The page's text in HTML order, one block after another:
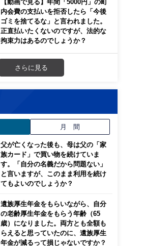
【動画で見る】年間「5000円」の町
内会費の支払いを拒否したら「今後
ゴミを捨てるな」と言われました。
正直払いたくないのですが、法的な
拘束力はあるのでしょうか？
さらに見る
月 間
父が亡くなった後も、母は父の「家
族カード」で買い物を続けていま
す。「自分の名義だから問題ない」
と言いますが、このまま利用を続け
てもよいのでしょうか？
遺族厚生年金をもらいながら、自分
の老齢厚生年金をもらう年齢（65
歳）になりました。両方とも全額も
らえると思っていたのに、遺族厚生
年金が減るって損じゃないですか？